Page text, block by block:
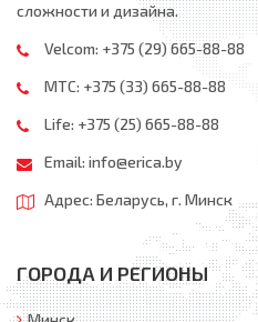
сложности и дизайна.
Velcom: +375 (29) 665-88-88
МТС: +375 (33) 665-88-88
Life: +375 (25) 665-88-88
Email: info@erica.by
Адрес: Беларусь, г. Минск
ГОРОДА И РЕГИОНЫ